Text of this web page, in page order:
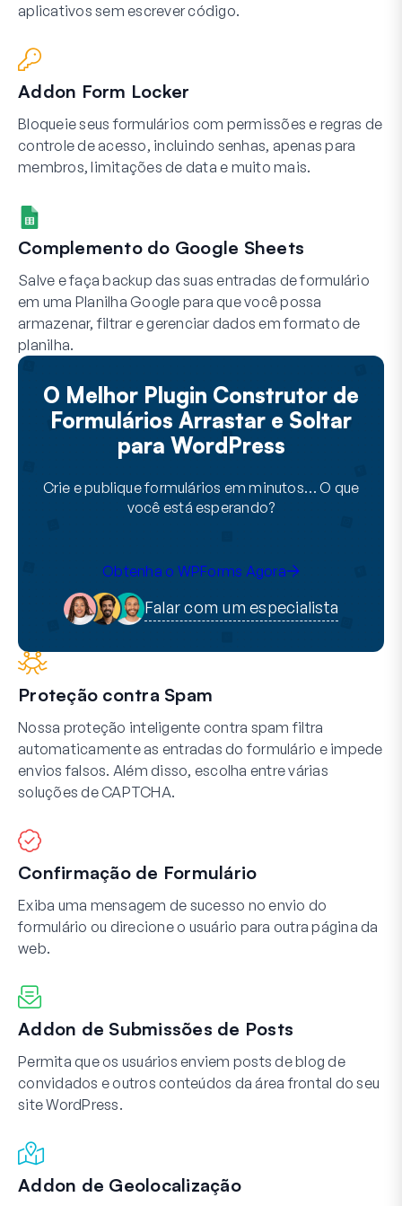
aplicativos sem escrever código.
Addon Form Locker
Bloqueie seus formulários com permissões e regras de
controle de acesso, incluindo senhas, apenas para
membros, limitações de data e muito mais.
Complemento do Google Sheets
Salve e faça backup das suas entradas de formulário
em uma Planilha Google para que você possa
armazenar, filtrar e gerenciar dados em formato de
planilha.
O Melhor Plugin Construtor de
Formulários Arrastar e Soltar
para WordPress
Crie e publique formulários em minutos… O que
você está esperando?
Obtenha o WPForms Agora
Falar com um especialista
Proteção contra Spam
Nossa proteção inteligente contra spam filtra
automaticamente as entradas do formulário e impede
envios falsos. Além disso, escolha entre várias
soluções de CAPTCHA.
Confirmação de Formulário
Exiba uma mensagem de sucesso no envio do
formulário ou direcione o usuário para outra página da
web.
Addon de Submissões de Posts
Permita que os usuários enviem posts de blog de
convidados e outros conteúdos da área frontal do seu
site WordPress.
Addon de Geolocalização